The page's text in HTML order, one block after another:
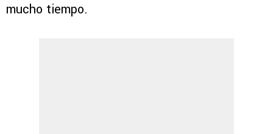
mucho tiempo.